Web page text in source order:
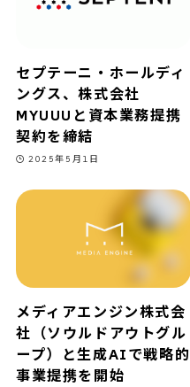
セプテーニ・ホールディ
ングス、株式会社
MYUUUと資本業務提携
契約を締結
2025年5月1日
メディアエンジン株式会
社（ソウルドアウトグル
ープ）と生成AIで戦略的
事業提携を開始